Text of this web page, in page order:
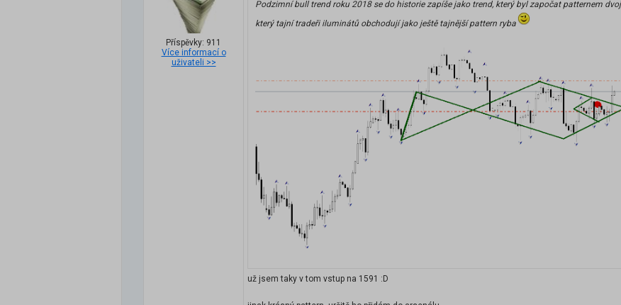
Příspěvky: 911
Více informací o
uživateli >>
Podzimní bull trend roku 2018 se do historie zapíše jako trend, který byl započat patternem
který tajní tradeři iluminátů obchodují jako ještě tajnější pattern ryba
už jsem taky v tom vstup na 1591 :D